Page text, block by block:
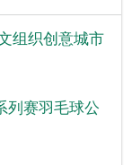
组织创意城市
列赛羽毛球公